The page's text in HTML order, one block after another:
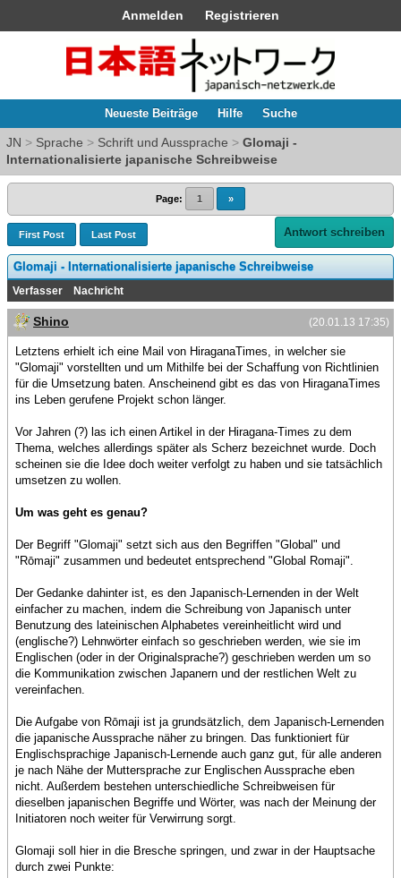
Anmelden Registrieren
Neueste Beiträge Hilfe Suche
JN > Sprache > Schrift und Aussprache > Glomaji -
Internationalisierte japanische Schreibweise
Page: 1 »
First Post Last Post Antwort schreiben
Glomaji - Internationalisierte japanische Schreibweise
Verfasser Nachricht
(20.01.13 17:35)
Shino
Letztens erhielt ich eine Mail von HiraganaTimes, in welcher sie
"Glomaji" vorstellten und um Mithilfe bei der Schaffung von Richtlinien
für die Umsetzung baten. Anscheinend gibt es das von HiraganaTimes
ins Leben gerufene Projekt schon länger.
Vor Jahren (?) las ich einen Artikel in der Hiragana-Times zu dem
Thema, welches allerdings später als Scherz bezeichnet wurde. Doch
scheinen sie die Idee doch weiter verfolgt zu haben und sie tatsächlich
umsetzen zu wollen.
Um was geht es genau?
Der Begriff "Glomaji" setzt sich aus den Begriffen "Global" und
"Rōmaji" zusammen und bedeutet entsprechend "Global Romaji".
Der Gedanke dahinter ist, es den Japanisch-Lernenden in der Welt
einfacher zu machen, indem die Schreibung von Japanisch unter
Benutzung des lateinischen Alphabetes vereinheitlicht wird und
(englische?) Lehnwörter einfach so geschrieben werden, wie sie im
Englischen (oder in der Originalsprache?) geschrieben werden um so
die Kommunikation zwischen Japanern und der restlichen Welt zu
vereinfachen.
Die Aufgabe von Rōmaji ist ja grundsätzlich, dem Japanisch-Lernenden
die japanische Aussprache näher zu bringen. Das funktioniert für
Englischsprachige Japanisch-Lernende auch ganz gut, für alle anderen
je nach Nähe der Muttersprache zur Englischen Aussprache eben
nicht. Außerdem bestehen unterschiedliche Schreibweisen für
dieselben japanischen Begriffe und Wörter, was nach der Meinung der
Initiatoren noch weiter für Verwirrung sorgt.
Glomaji soll hier in die Bresche springen, und zwar in der Hauptsache
durch zwei Punkte: